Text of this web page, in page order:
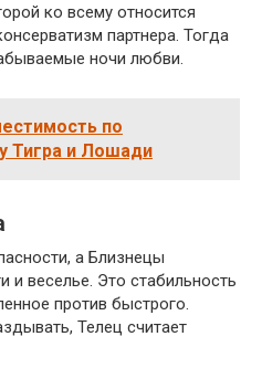
ко всему относится
партнера. Тогда
ночи любви.
по
Тигра и Лошади
а Близнецы
и веселье. Это стабильность
против быстрого.
Телец считает